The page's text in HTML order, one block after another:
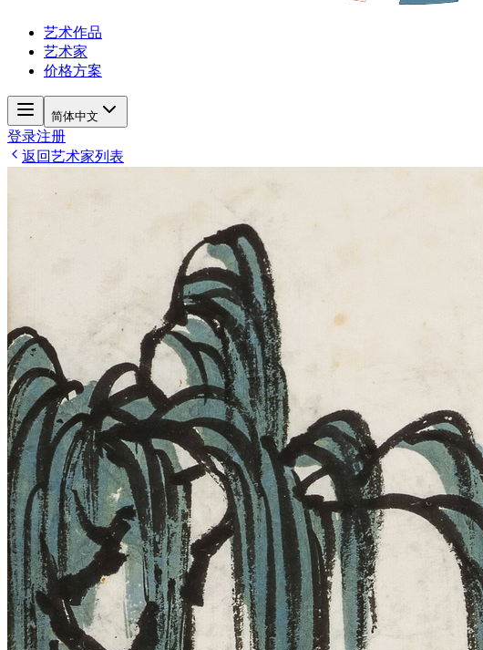
艺术作品
艺术家
价格方案
简体中文
登录注册
返回艺术家列表